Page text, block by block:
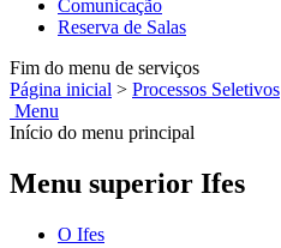
Comunicação
Reserva de Salas
Fim do menu de serviços
Página inicial > Processos Seletivos
Menu
Início do menu principal
Menu superior Ifes
O Ifes